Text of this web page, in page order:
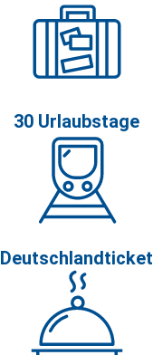
30 Urlaubstage
Deutschlandticket